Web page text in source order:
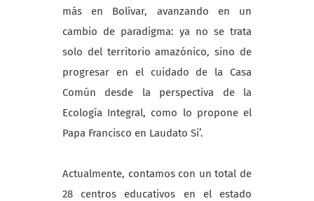
más en Bolívar, avanzando en un
cambio de paradigma: ya no se trata
solo del territorio amazónico, sino de
progresar en el cuidado de la Casa
Común desde la perspectiva de la
Ecología Integral, como lo propone el
Papa Francisco en Laudato Si’.
Actualmente, contamos con un total de
28 centros educativos en el estado